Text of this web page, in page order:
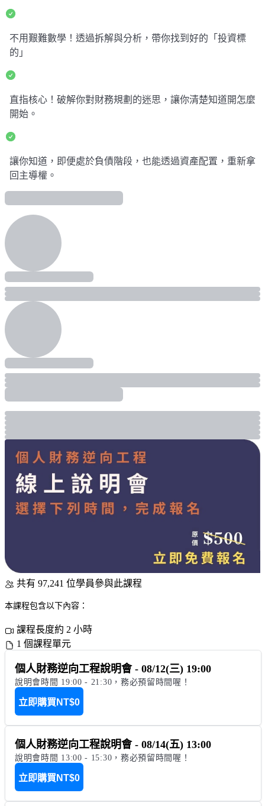
不用艱難數學！透過拆解與分析，帶你找到好的「投資標
的」
直指核心！破解你對財務規劃的迷思，讓你清楚知道開怎麼
開始。
讓你知道，即便處於負債階段，也能透過資產配置，重新拿
回主導權。
共有 97,241 位學員參與此課程
本課程包含以下內容：
課程長度約 2 小時
1 個課程單元
個人財務逆向工程說明會 - 08/12(三) 19:00
說明會時間 19:00 - 21:30，務必預留時間喔！
立即購買 NT$0
個人財務逆向工程說明會 - 08/14(五) 13:00
說明會時間 13:00 - 15:30，務必預留時間喔！
立即購買 NT$0